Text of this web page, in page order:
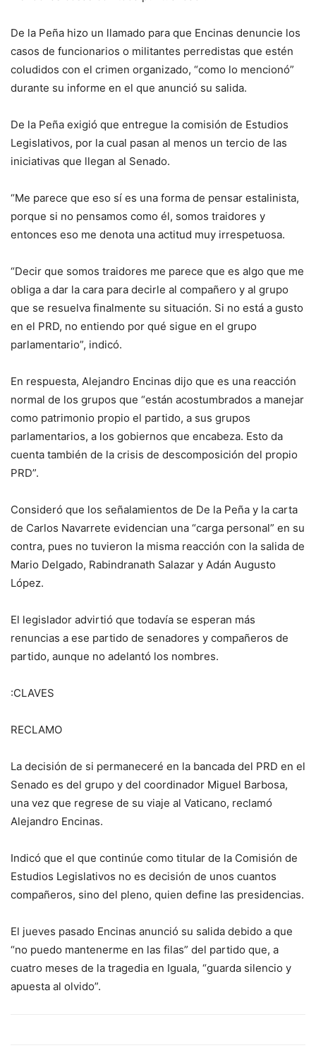
De la Peña hizo un llamado para que Encinas denuncie los
casos de funcionarios o militantes perredistas que estén
coludidos con el crimen organizado, “como lo mencionó”
durante su informe en el que anunció su salida.
De la Peña exigió que entregue la comisión de Estudios
Legislativos, por la cual pasan al menos un tercio de las
iniciativas que llegan al Senado.
“Me parece que eso sí es una forma de pensar estalinista,
porque si no pensamos como él, somos traidores y
entonces eso me denota una actitud muy irrespetuosa.
“Decir que somos traidores me parece que es algo que me
obliga a dar la cara para decirle al compañero y al grupo
que se resuelva finalmente su situación. Si no está a gusto
en el PRD, no entiendo por qué sigue en el grupo
parlamentario”, indicó.
En respuesta, Alejandro Encinas dijo que es una reacción
normal de los grupos que “están acostumbrados a manejar
como patrimonio propio el partido, a sus grupos
parlamentarios, a los gobiernos que encabeza. Esto da
cuenta también de la crisis de descomposición del propio
PRD”.
Consideró que los señalamientos de De la Peña y la carta
de Carlos Navarrete evidencian una “carga personal” en su
contra, pues no tuvieron la misma reacción con la salida de
Mario Delgado, Rabindranath Salazar y Adán Augusto
López.
El legislador advirtió que todavía se esperan más
renuncias a ese partido de senadores y compañeros de
partido, aunque no adelantó los nombres.
:CLAVES
RECLAMO
La decisión de si permaneceré en la bancada del PRD en el
Senado es del grupo y del coordinador Miguel Barbosa,
una vez que regrese de su viaje al Vaticano, reclamó
Alejandro Encinas.
Indicó que el que continúe como titular de la Comisión de
Estudios Legislativos no es decisión de unos cuantos
compañeros, sino del pleno, quien define las presidencias.
El jueves pasado Encinas anunció su salida debido a que
“no puedo mantenerme en las filas” del partido que, a
cuatro meses de la tragedia en Iguala, “guarda silencio y
apuesta al olvido”.